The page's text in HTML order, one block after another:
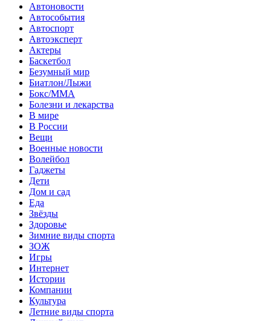
Автоновости
Автособытия
Автоспорт
Автоэксперт
Актеры
Баскетбол
Безумный мир
Биатлон/Лыжи
Бокс/MMA
Болезни и лекарства
В мире
В России
Вещи
Военные новости
Волейбол
Гаджеты
Дети
Дом и сад
Еда
Звёзды
Здоровье
Зимние виды спорта
ЗОЖ
Игры
Интернет
Истории
Компании
Культура
Летние виды спорта